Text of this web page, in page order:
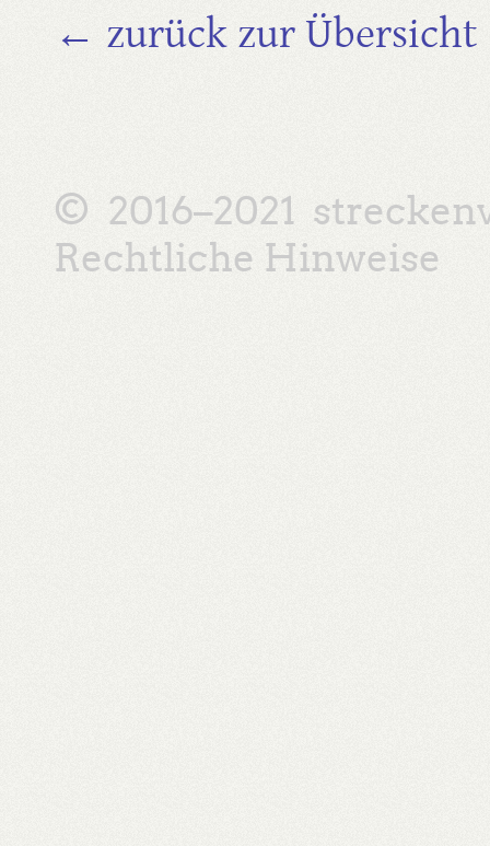
← zurück zur Übersicht
© 2016–2021
Rechtliche Hinweise